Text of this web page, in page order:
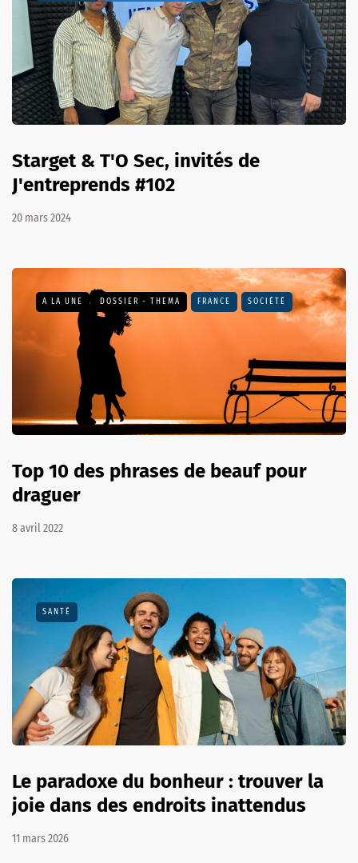
Starget & T'O Sec, invités de
J'entreprends #102
20 mars 2024
A LA UNE DOSSIER - THEMA FRANCE SOCIÉTÉ
Top 10 des phrases de beauf pour
draguer
8 avril 2022
SANTÉ
Le paradoxe du bonheur : trouver la
joie dans des endroits inattendus
11 mars 2026